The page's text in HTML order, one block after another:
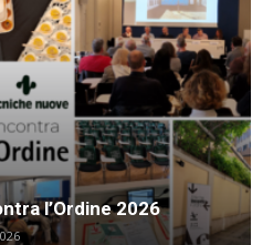
l’Ordine 2026